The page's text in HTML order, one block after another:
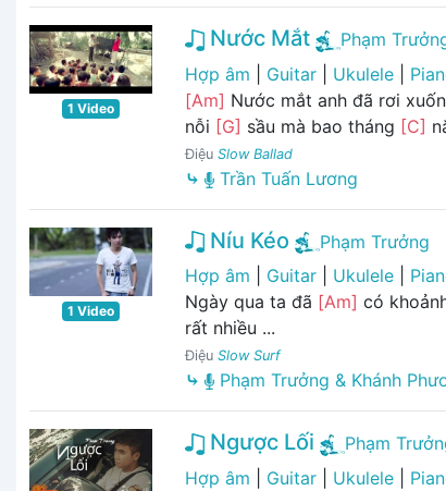
1 Video
Nước Mắt
Phạm
Hợp âm
Guitar| Ukulele|
[Am] Nước mắt anh đã rơi
nỗi [G] sầu mà bao tháng [C]
Điệu Slow Ballad
⤷ Trần Tuấn Lương
1 Video
Níu Kéo
Phạm Trưởng
Hợp âm
Guitar| Ukulele|
Ngày qua ta đã [Am] có
rất nhiều ...
Điệu Slow Surf
⤷ Phạm Trưởng & Khánh
Ngược Lối
Phạm
Hợp âm
Guitar| Ukulele|